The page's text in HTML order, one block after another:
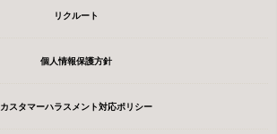
リクルート
個人情報保護方針
カスタマーハラスメント対応ポリシー